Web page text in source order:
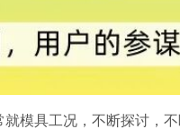
模具工况，不断探讨，